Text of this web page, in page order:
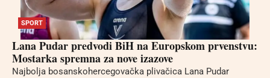
SPORT
Lana Pudar predvodi BiH na Europskom prvenstvu:
Mostarka spremna za nove izazove
Najbolja bosanskohercegovačka plivačica Lana Pudar